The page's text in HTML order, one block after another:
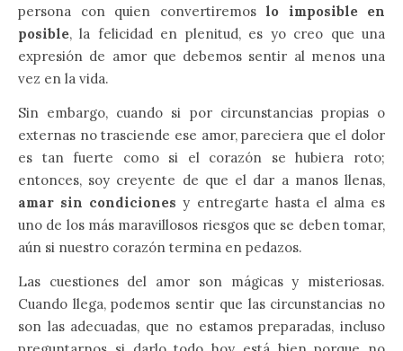
persona con quien convertiremos lo imposible en
posible, la felicidad en plenitud, es yo creo que una
expresión de amor que debemos sentir al menos una
vez en la vida.
Sin embargo, cuando si por circunstancias propias o
externas no trasciende ese amor, pareciera que el dolor
es tan fuerte como si el corazón se hubiera roto;
entonces, soy creyente de que el dar a manos llenas,
amar sin condiciones y entregarte hasta el alma es
uno de los más maravillosos riesgos que se deben tomar,
aún si nuestro corazón termina en pedazos.
Las cuestiones del amor son mágicas y misteriosas.
Cuando llega, podemos sentir que las circunstancias no
son las adecuadas, que no estamos preparadas, incluso